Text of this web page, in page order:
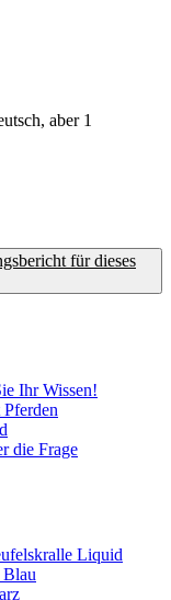
aber 1
für dieses
Ihr Wissen!
die Frage
Liquid